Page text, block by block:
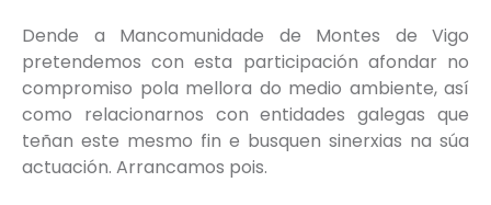
Dende a Mancomunidade de Montes de Vigo
pretendemos con esta participación afondar no
compromiso pola mellora do medio ambiente, así
como relacionarnos con entidades galegas que
teñan este mesmo fin e busquen sinerxias na súa
actuación. Arrancamos pois.